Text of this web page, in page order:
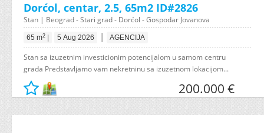
Dorćol, centar, 2.5, 65m2 ID#2826
Stan | Beograd - Stari grad - Dorćol - Gospodar Jovanova
65 m2 5 Aug 2026 | AGENCIJA
Stan sa izuzetnim investicionim potencijalom u samom centru
grada Predstavljamo vam nekretninu sa izuzetnom lokacijom...
200.000 €